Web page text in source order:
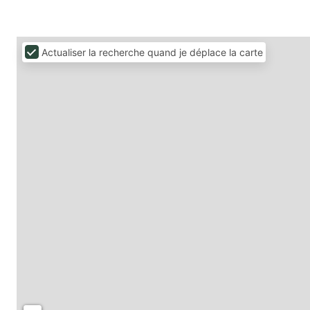
Actualiser la recherche quand je déplace la carte